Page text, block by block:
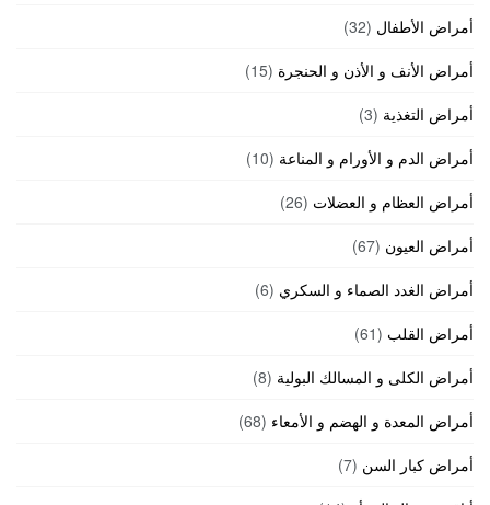
أمراض الأطفال (32)
أمراض الأنف و الأذن و الحنجرة (15)
أمراض التغذية (3)
أمراض الدم و الأورام و المناعة (10)
أمراض العظام و العضلات (26)
أمراض العيون (67)
أمراض الغدد الصماء و السكري (6)
أمراض القلب (61)
أمراض الكلى و المسالك البولية (8)
أمراض المعدة و الهضم و الأمعاء (68)
أمراض كبار السن (7)